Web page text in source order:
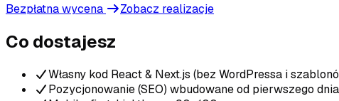
Bezpłatna wycena
Zobacz realizacje
Co dostajesz
Własny kod React & Next.js (bez WordPressa i
Pozycjonowanie (SEO) wbudowane od pierwszego dnia